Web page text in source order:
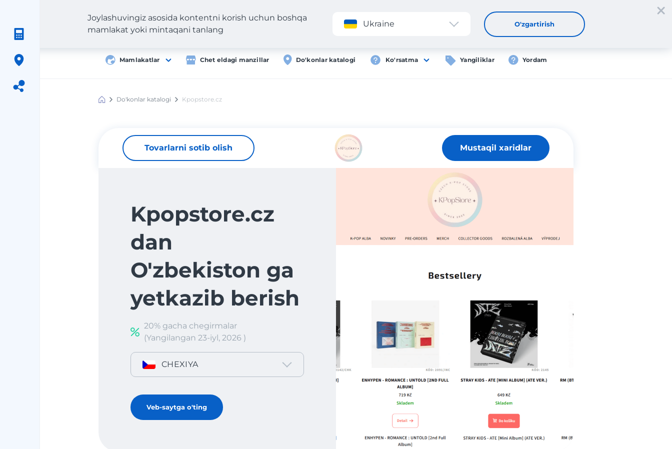
Ilova Roʻyxatdan oʻtish Kirish UZ
Mamlakatlar Chet eldagi manzillar Do'konlar katalogi Ko'rsatma Yangiliklar Yordam
Joylashuvingiz asosida kontentni korish uchun boshqa
mamlakat yoki mintaqani tanlang
Ukraine O'zgartirish
Meest
Do'konlar katalogi Kpopstore.cz
Tovarlarni sotib olish Mustaqil xaridlar
Kpopstore.cz
dan
O'zbekiston ga
yetkazib berish
20% gacha chegirmalar
(Yangilangan 23-iyl, 2026 )
CHEXIYA
Veb-saytga o'ting